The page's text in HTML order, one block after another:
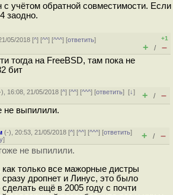
с учётом обратной совместимости. Если
заодно.
05/2018 [^] [^^] [^^^] [ответить]
+1
+ / –
тогда на FreeBSD, там пока не
бит
), 16:08, 21/05/2018 [^] [^^] [^^^] [ответить][↓]
+ / –
не выпилили.
(-), 20:53, 21/05/2018 [^] [^^] [^^^] [ответить]
] + / –
не выпилили.
только все мажорные дистры
сразу дропнет и Линус, это было
ещё в 2005 году с почти